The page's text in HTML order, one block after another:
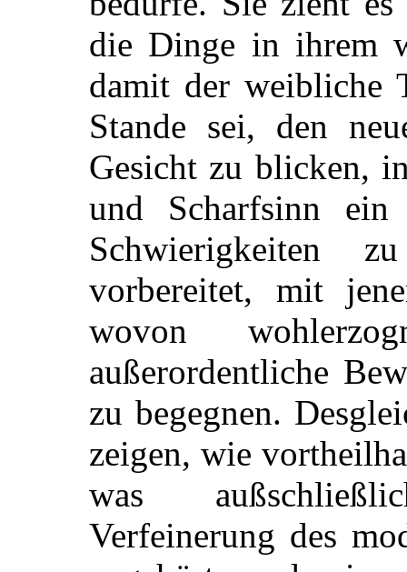
die Dinge in ihrem
damit der weibliche
Stande sei, den
Gesicht zu blicken,
und Scharfsinn
Schwierigkeiten
vorbereitet, mit
wovon
außerordentliche
zu begegnen.
zeigen, wie
was
Verfeinerung des